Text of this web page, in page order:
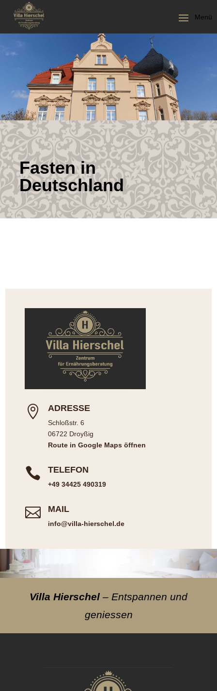
Fasten in
Deutschland
 ADRESSE
Schloßstr. 6
06722 Droyßig
Route in Google Maps öffnen
 TELEFON
+49 34425 490319
 MAIL
info@villa-hierschel.de
Villa Hierschel – Entspannen und
geniessen